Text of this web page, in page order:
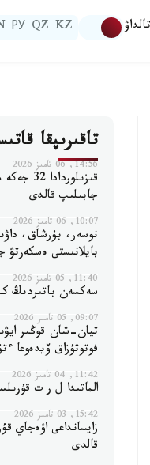
تالداۋ KZ
QZ
РУ
تاقىرىپقا
14:56, 06 تامىز 2026
جابىلىپ قالدى
10:07, 06 تامىز 2026
بايلانىستى ەسكەرتۋ
11:40, 05 تامىز 2026
سەكسەن باتىردىڭ
09:07, 05 تامىز 2026
تيان-شان قوڭىر
فوتوتۇزاق ۆيدەوعا
11:42, 04 تامىز 2026
الماتىدا ل ر ت
15:42, 03 تامىز 2026
زايسانداعى اۋەجاي
قالدى